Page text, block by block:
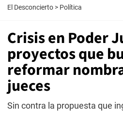
El Desconcierto > Política
Crisis en Poder
proyectos que
reformar
jueces
Sin contra la propuesta que